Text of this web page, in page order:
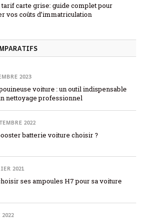
tarif carte grise: guide complet pour
vos coûts d’immatriculation
2023
voiture : un outil indispensable
nettoyage professionnel
2022
batterie voiture choisir ?
2021
ses ampoules H7 pour sa voiture